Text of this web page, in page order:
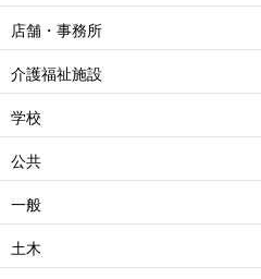
店舗・事務所
介護福祉施設
学校
公共
一般
土木